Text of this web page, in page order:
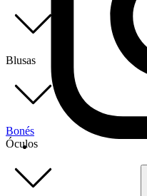
Blusas
Bonés
Óculos